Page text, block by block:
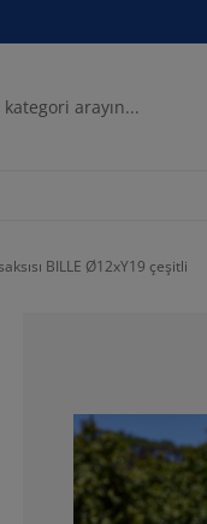
BILLE Ø12xY19 çeşitli